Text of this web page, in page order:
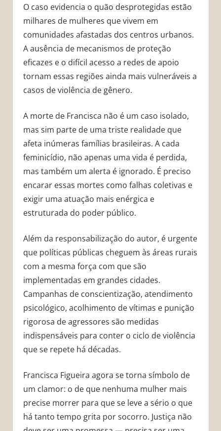
O caso evidencia o quão desprotegidas estão
milhares de mulheres que vivem em
comunidades afastadas dos centros urbanos.
A ausência de mecanismos de proteção
eficazes e o difícil acesso a redes de apoio
tornam essas regiões ainda mais vulneráveis a
casos de violência de gênero.
A morte de Francisca não é um caso isolado,
mas sim parte de uma triste realidade que
afeta inúmeras famílias brasileiras. A cada
feminicídio, não apenas uma vida é perdida,
mas também um alerta é ignorado. É preciso
encarar essas mortes como falhas coletivas e
exigir uma atuação mais enérgica e
estruturada do poder público.
Além da responsabilização do autor, é urgente
que políticas públicas cheguem às áreas rurais
com a mesma força com que são
implementadas em grandes cidades.
Campanhas de conscientização, atendimento
psicológico, acolhimento de vítimas e punição
rigorosa de agressores são medidas
indispensáveis para conter o ciclo de violência
que se repete há décadas.
Francisca Figueira agora se torna símbolo de
um clamor: o de que nenhuma mulher mais
precise morrer para que se leve a sério o que
há tanto tempo grita por socorro. Justiça não